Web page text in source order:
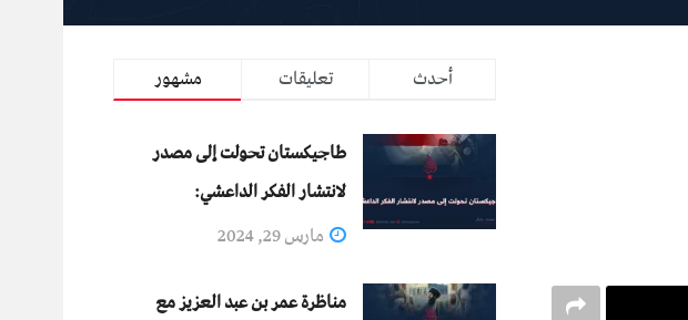
مشهور تعليقات أحدث
طاجيكستان تحولت إلى مصدر
لانتشار الفكر الداعشي:
مارس 29, 2024
مناظرة عمر بن عبد العزيز مع